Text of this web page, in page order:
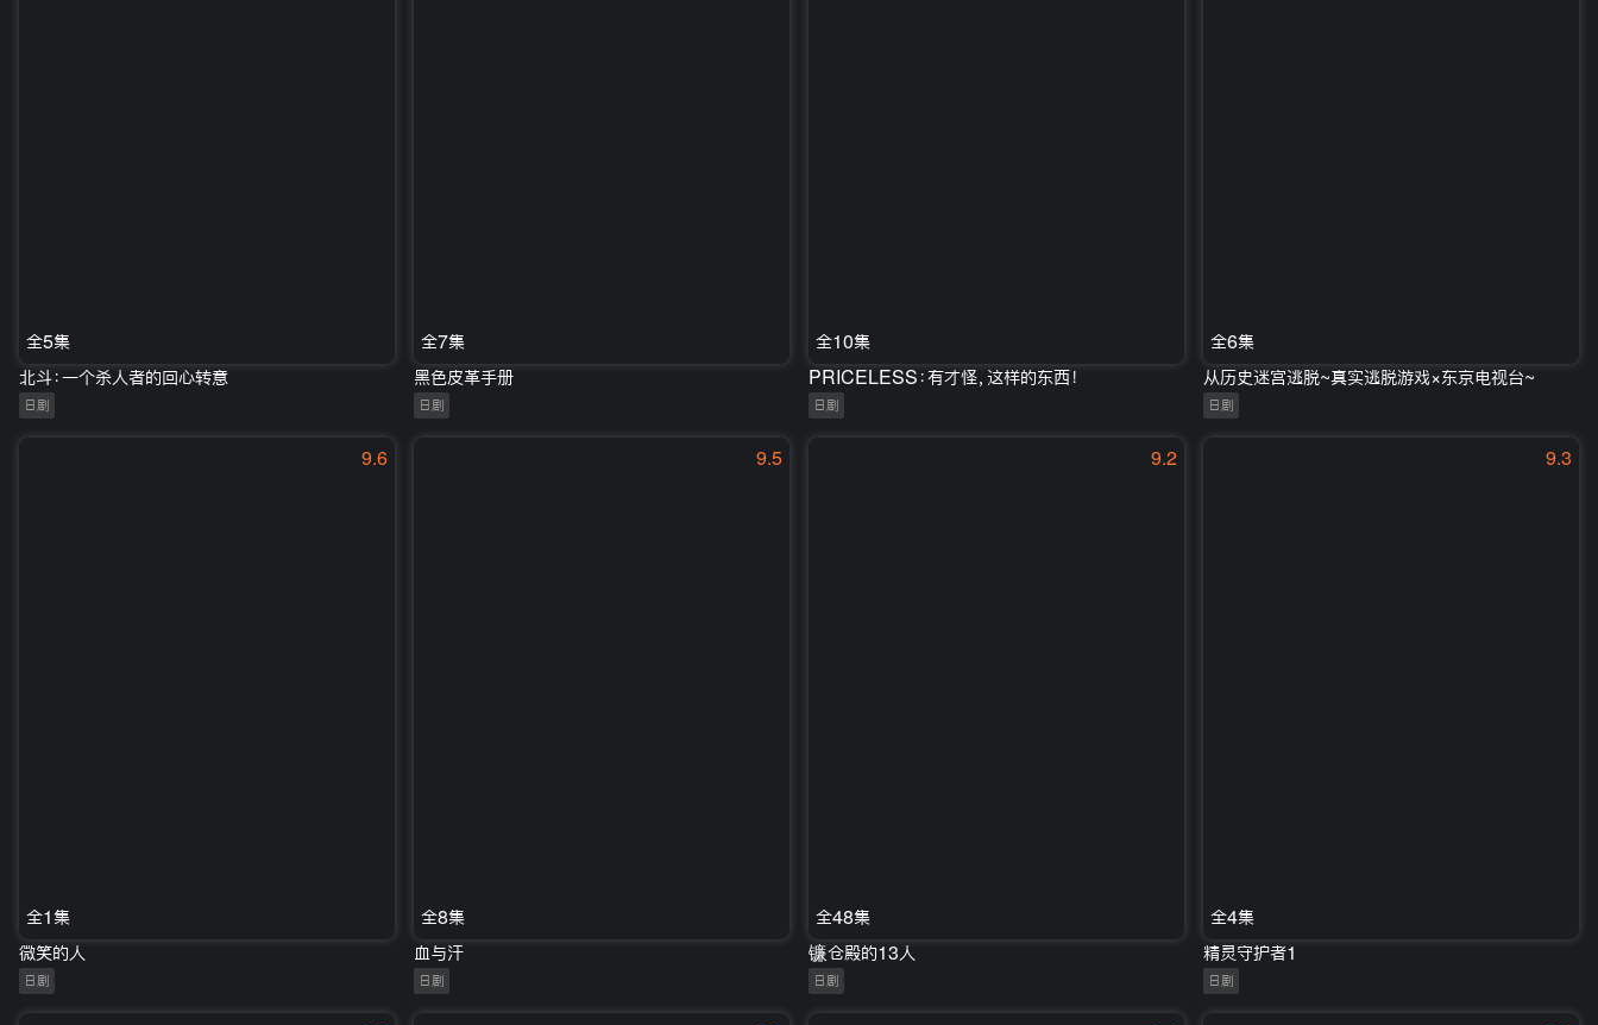
全5集
北斗：一个杀人者的回心转意
日剧
全7集
黑色皮革手册
日剧
全10集
PRICELESS：有才怪，这样的东西！
日剧
全6集
从历史迷宫逃脱~真实逃脱游戏×东京电视台~
日剧
9.6
全1集
微笑的人
日剧
9.5
全8集
血与汗
日剧
9.2
全48集
镰仓殿的13人
日剧
9.3
全4集
精灵守护者1
日剧